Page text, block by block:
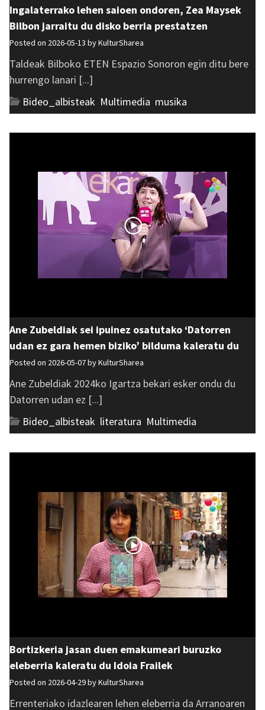
Ingalaterrako lehen saioen ondoren, Zea Maysek
Bilbon jarraitu du disko berria prestatzen
Posted on 2026-05-13 byKulturSharea
Taldeak Bilboko ETEN Espazio Sonoron egin ditu bere
hurrengo lanari [...]
Bideo_albisteak Multimedia musika
Ane Zubeldiak sei ipuinez osatutako ‘Datorren
udan ez gara hemen biziko’ bilduma kaleratu du
Posted on 2026-05-07 byKulturSharea
Ane Zubeldiak 2024ko Igartza bekari esker ondu du
Datorren udan ez [...]
Bideo_albisteak literatura Multimedia
Bortizkeria jasan duen emakumeari buruzko
eleberria kaleratu du Idoia Frailek
Posted on 2026-04-29 byKulturSharea
Errenteriako idazlearen lehen eleberria da Arranoaren